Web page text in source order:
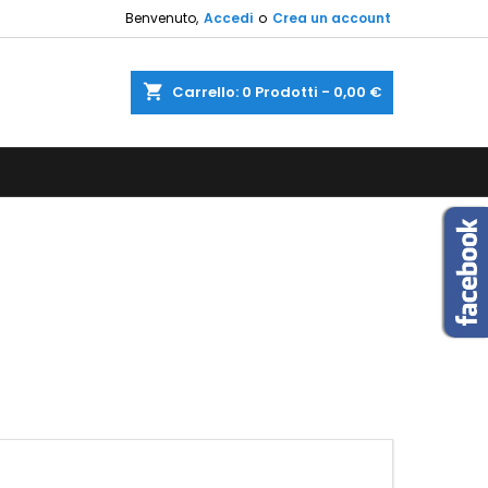
Benvenuto, Accedi o Crea un account
shopping_cart Carrello: 0 Prodotti - 0,00 €